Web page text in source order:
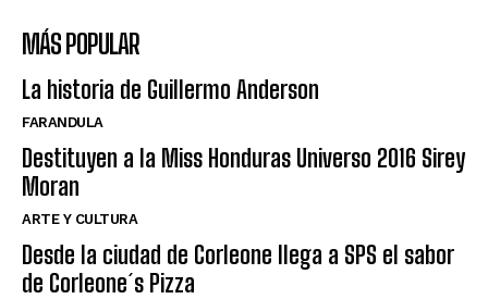
MÁS POPULAR
La historia de Guillermo Anderson
FARANDULA
Destituyen a la Miss Honduras Universo 2016 Sirey
Moran
ARTE Y CULTURA
Desde la ciudad de Corleone llega a SPS el sabor
de Corleone´s Pizza